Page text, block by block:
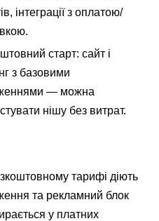
інтеграції з оплатою/
старт: сайт і
з базовими
— можна
нішу без витрат.
тарифі діють
та рекламний блок
у платних